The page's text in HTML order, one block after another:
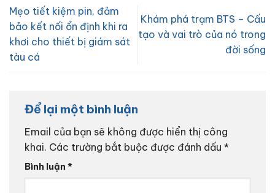
Mẹo tiết kiệm pin, đảm
bảo kết nối ổn định khi ra
khơi cho thiết bị giám sát
tàu cá
Khám phá trạm BTS – Cấu
tạo và vai trò của nó trong
đời sống
Để lại một bình luận
Email của bạn sẽ không được hiển thị công
khai. Các trường bắt buộc được đánh dấu *
Bình luận *